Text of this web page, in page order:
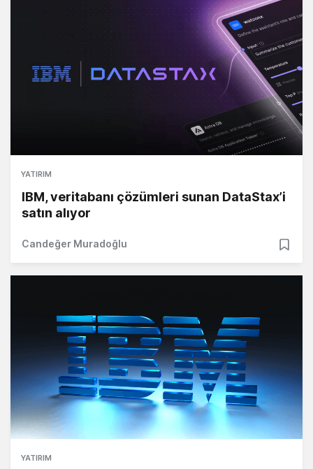
YATIRIM
IBM, veritabanı çözümleri sunan DataStax’i
satın alıyor
Candeğer Muradoğlu
YATIRIM